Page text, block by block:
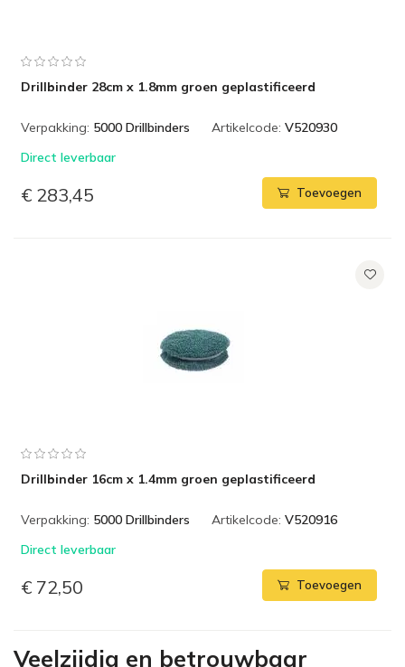
Drillbinder 28cm x 1.8mm groen geplastificeerd
Verpakking: 5000 Drillbinders Artikelcode: V520930
Direct leverbaar
€ 283,45 Toevoegen
Drillbinder 16cm x 1.4mm groen geplastificeerd
Verpakking: 5000 Drillbinders Artikelcode: V520916
Direct leverbaar
€ 72,50 Toevoegen
Veelzijdig en betrouwbaar